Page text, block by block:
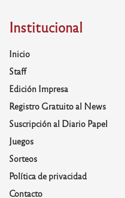
Institucional
Inicio
Staff
Edición Impresa
Registro Gratuito al News
Suscripción al Diario Papel
Juegos
Sorteos
Política de privacidad
Contacto